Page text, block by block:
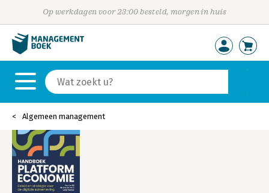
Op werkdagen voor 23:00 besteld, morgen in huis
Algemeen management